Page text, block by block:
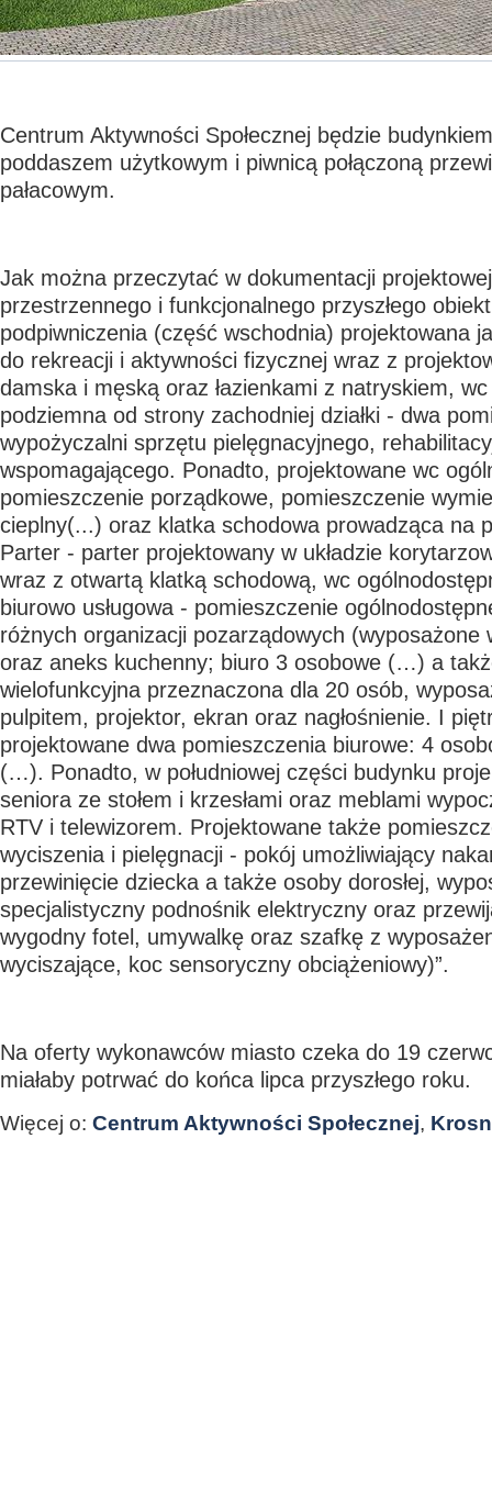
Centrum Aktywności Społecznej będzie
poddaszem użytkowym i piwnicą połączoną
pałacowym.
Jak można przeczytać w dokumentacji
przestrzennego i funkcjonalnego przyszłego
podpiwniczenia (część wschodnia) projektowana
do rekreacji i aktywności fizycznej wraz z
damska i męską oraz łazienkami z natryskiem,
podziemna od strony zachodniej działki - dwa
wypożyczalni sprzętu pielęgnacyjnego,
wspomagającego. Ponadto, projektowane wc
pomieszczenie porządkowe, pomieszczenie
cieplny(...) oraz klatka schodowa prowadząca na
Parter - parter projektowany w układzie
wraz z otwartą klatką schodową, wc
biurowo usługowa - pomieszczenie
różnych organizacji pozarządowych (wyposażone
oraz aneks kuchenny; biuro 3 osobowe (…) a
wielofunkcyjna przeznaczona dla 20 osób,
pulpitem, projektor, ekran oraz nagłośnienie. I
projektowane dwa pomieszczenia biurowe: 4
(…). Ponadto, w południowej części budynku
seniora ze stołem i krzesłami oraz meblami
RTV i telewizorem. Projektowane także
wyciszenia i pielęgnacji - pokój umożliwiający
przewinięcie dziecka a także osoby dorosłej,
specjalistyczny podnośnik elektryczny oraz
wygodny fotel, umywalkę oraz szafkę z
wyciszające, koc sensoryczny obciążeniowy)”.
Na oferty wykonawców miasto czeka do 19
miałaby potrwać do końca lipca przyszłego roku.
Więcej o: Centrum Aktywności Społecznej,